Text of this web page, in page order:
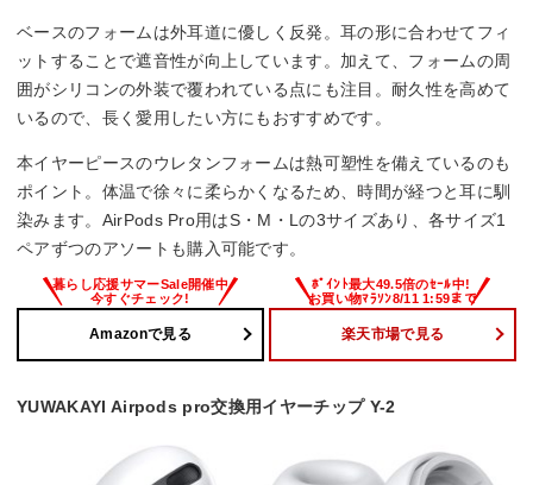
ベースのフォームは外耳道に優しく反発。耳の形に合わせてフィ
ットすることで遮音性が向上しています。加えて、フォームの周
囲がシリコンの外装で覆われている点にも注目。耐久性を高めて
いるので、長く愛用したい方にもおすすめです。
本イヤーピースのウレタンフォームは熱可塑性を備えているのも
ポイント。体温で徐々に柔らかくなるため、時間が経つと耳に馴
染みます。AirPods Pro用はS・M・Lの3サイズあり、各サイズ1
ペアずつのアソートも購入可能です。
Amazonで見る 楽天市場で見る
YUWAKAYI Airpods pro交換用イヤーチップ Y-2